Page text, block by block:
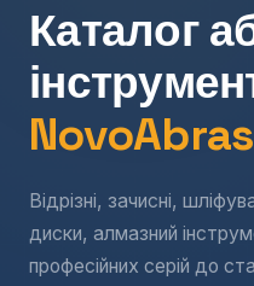
Каталог
Відрізні, зачисні,
диски, алмазний
професійних серій до